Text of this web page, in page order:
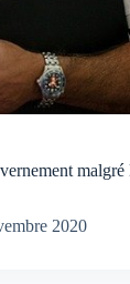
malgré
2020